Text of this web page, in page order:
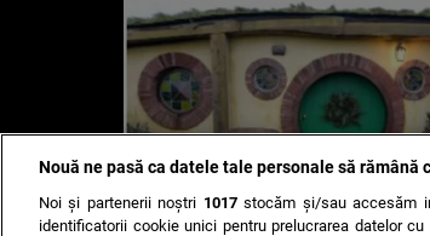
Nouă ne pasă ca datele tale personale să rămână
Noi și partenerii noștri 1017stocăm și/sau accesăm
identificatorii cookie unici pentru prelucrarea datelor